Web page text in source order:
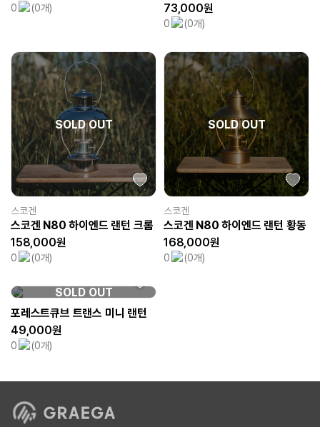
0 (0개)
73,000원
0 (0개)
SOLD OUT
스코겐
스코겐 N80 하이엔드 랜턴 크롬
158,000원
0 (0개)
SOLD OUT
스코겐
스코겐 N80 하이엔드 랜턴 황동
168,000원
0 (0개)
SOLD OUT
포레스트큐브 트랜스 미니 랜턴
49,000원
0 (0개)